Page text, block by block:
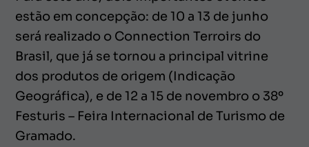
estão em concepção: de 10 a 13 de junho
será realizado o Connection Terroirs do
Brasil, que já se tornou a principal vitrine
dos produtos de origem (Indicação
Geográfica), e de 12 a 15 de novembro o 38º
Festuris – Feira Internacional de Turismo de
Gramado.